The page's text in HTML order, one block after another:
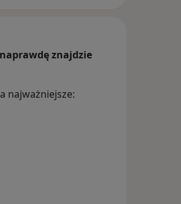
znajdzie
najważniejsze: